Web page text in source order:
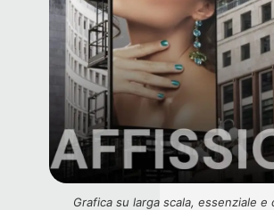
Grafica su larga scala, essenziale e